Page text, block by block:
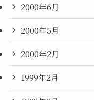
2000年6月
2000年5月
2000年2月
1999年2月